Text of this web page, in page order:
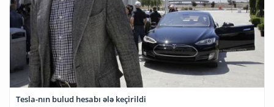
Tesla-nın bulud hesabı ələ keçirildi